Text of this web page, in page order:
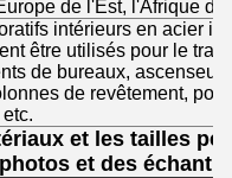
de l'Est, l'Afrique
intérieurs en acier
être utilisés pour le
de bureaux,
de revêtement,
et les tailles
et des